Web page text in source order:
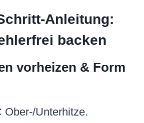
Anleitung:
backen
vorheizen & Form
Ober-/Unterhitze.